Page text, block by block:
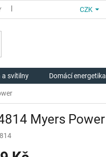
OBCHODNÍ PODMÍNKY
CZK
a svítilny Domácí energetika
Myers Power